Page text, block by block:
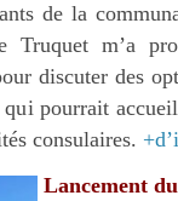
de la
Truquet m’a
discuter des
qui pourrait
consulaires.
Lancement